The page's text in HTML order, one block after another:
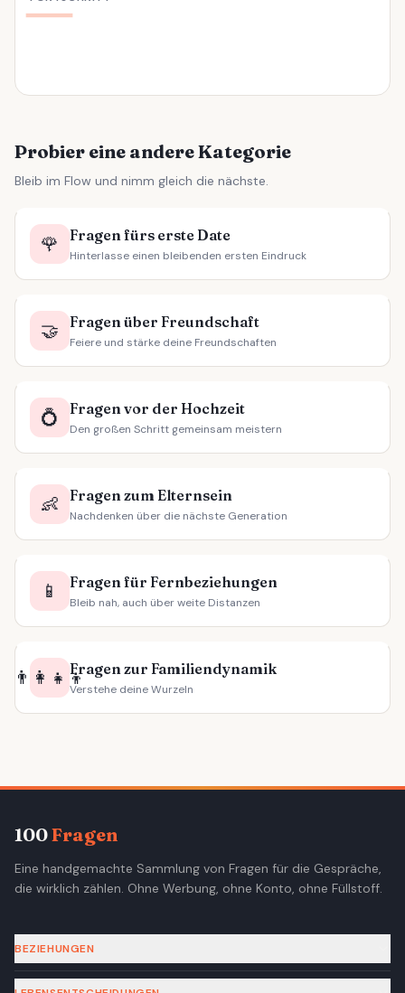
Probier eine andere Kategorie
Bleib im Flow und nimm gleich die nächste.
🌹 Fragen fürs erste Date
Hinterlasse einen bleibenden ersten Eindruck
🤝 Fragen über Freundschaft
Feiere und stärke deine Freundschaften
💍 Fragen vor der Hochzeit
Den großen Schritt gemeinsam meistern
👶 Fragen zum Elternsein
Nachdenken über die nächste Generation
📱 Fragen für Fernbeziehungen
Bleib nah, auch über weite Distanzen
👨‍👩‍👧‍👦Fragen zur Familiendynamik
Verstehe deine Wurzeln
100Fragen
Eine handgemachte Sammlung von Fragen für die Gespräche,
die wirklich zählen. Ohne Werbung, ohne Konto, ohne Füllstoff.
BEZIEHUNGEN